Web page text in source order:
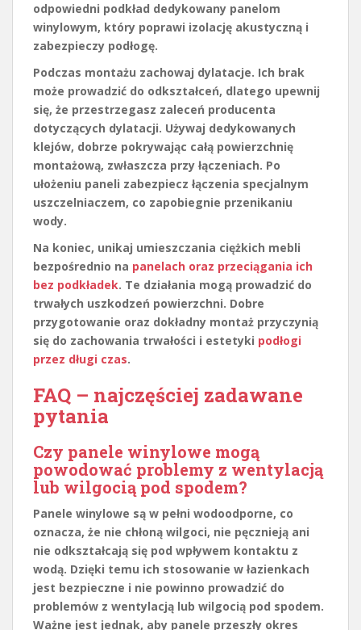
odpowiedni podkład dedykowany panelom
winylowym, który poprawi izolację akustyczną i
zabezpieczy podłogę.
Podczas montażu zachowaj dylatacje. Ich brak
może prowadzić do odkształceń, dlatego upewnij
się, że przestrzegasz zaleceń producenta
dotyczących dylatacji. Używaj dedykowanych
klejów, dobrze pokrywając całą powierzchnię
montażową, zwłaszcza przy łączeniach. Po
ułożeniu paneli zabezpiecz łączenia specjalnym
uszczelniaczem, co zapobiegnie przenikaniu
wody.
Na koniec, unikaj umieszczania ciężkich mebli
bezpośrednio na panelach oraz przeciągania ich
bez podkładek. Te działania mogą prowadzić do
trwałych uszkodzeń powierzchni. Dobre
przygotowanie oraz dokładny montaż przyczynią
się do zachowania trwałości i estetyki podłogi
przez długi czas.
FAQ – najczęściej zadawane
pytania
Czy panele winylowe mogą
powodować problemy z wentylacją
lub wilgocią pod spodem?
Panele winylowe są w pełni wodoodporne, co
oznacza, że nie chłoną wilgoci, nie pęcznieją ani
nie odkształcają się pod wpływem kontaktu z
wodą. Dzięki temu ich stosowanie w łazienkach
jest bezpieczne i nie powinno prowadzić do
problemów z wentylacją lub wilgocią pod spodem.
Ważne jest jednak, aby panele przeszły okres